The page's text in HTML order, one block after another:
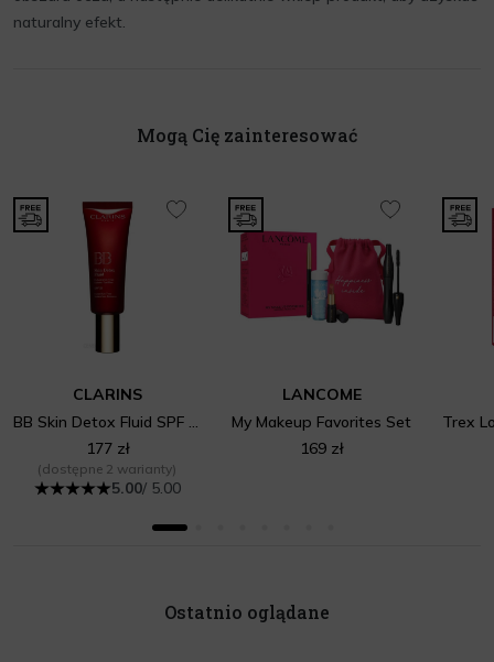
naturalny efekt.
Mogą Cię zainteresować
CLARINS
BB Skin Detox Fluid SPF 25
177 zł
(dostępne 2 warianty)
5.00/ 5.00
LANCOME
My Makeup Favorites Set
169 zł
Ostatnio oglądane